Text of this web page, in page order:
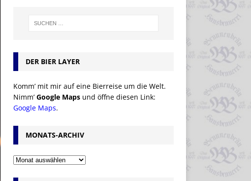
DER BIER LAYER
Komm’ mit mir auf eine Bierreise um die Welt.
Nimm’ Google Maps und öffne diesen Link:
Google Maps.
MONATS-ARCHIV